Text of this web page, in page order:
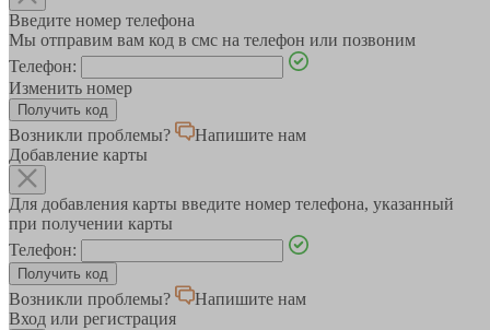
Введите номер телефона
Мы отправим вам код в смс на телефон или позвоним
Телефон:
Изменить номер
Возникли проблемы?
Напишите нам
Добавление карты
Для добавления карты введите номер телефона, указанный
при получении карты
Телефон:
Возникли проблемы?
Напишите нам
Вход или регистрация